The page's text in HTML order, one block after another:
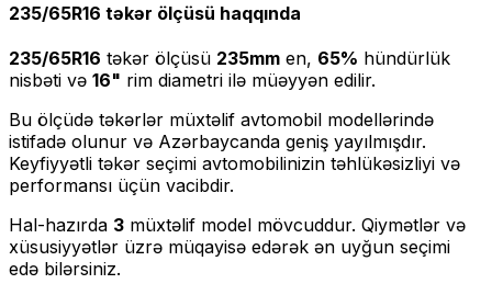
235/65R16 təkər ölçüsü haqqında
235/65R16 təkər ölçüsü 235mm en, 65% hündürlük
nisbəti və 16" rim diametri ilə müəyyən edilir.
Bu ölçüdə təkərlər müxtəlif avtomobil modellərində
istifadə olunur və Azərbaycanda geniş yayılmışdır.
Keyfiyyətli təkər seçimi avtomobilinizin təhlükəsizliyi və
performansı üçün vacibdir.
Hal-hazırda 3 müxtəlif model mövcuddur. Qiymətlər və
xüsusiyyətlər üzrə müqayisə edərək ən uyğun seçimi
edə bilərsiniz.